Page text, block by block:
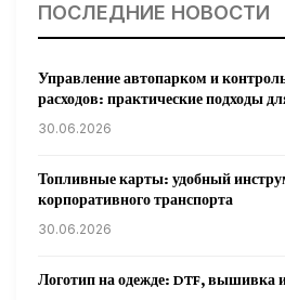
ПОСЛЕДНИЕ НОВОСТИ
Управление автопарком и
расходов: практические подходы
30.06.2026
Топливные карты: удобный
корпоративного транспорта
30.06.2026
Логотип на одежде: DTF, вышивка